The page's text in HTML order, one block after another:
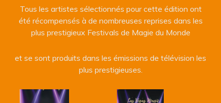
Tous les artistes sélectionnés pour cette édition ont
été récompensés à de nombreuses reprises dans les
plus prestigieux Festivals de Magie du Monde
et se sont produits dans les émissions de télévision les
plus prestigieuses.